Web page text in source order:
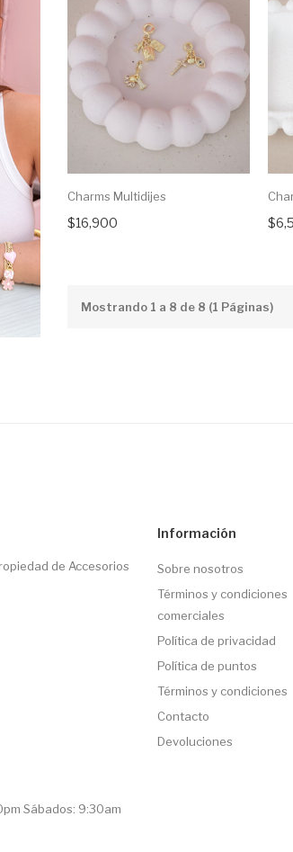
Charms Multidijes
$16,900
Mostrando 1 a 8 de 8 (1 Páginas)
de Accesorios
Sábados: 9:30am
Información
Sobre nosotros
Términos y condiciones
comerciales
Política de privacidad
Política de puntos
Términos y condiciones
Contacto
Devoluciones